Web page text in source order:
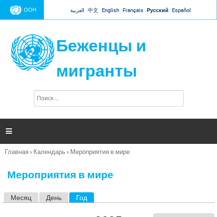
Jump to navigation
ООН العربية 中文 English Français Русский Español
Беженцы и
мигранты
п
и

Вы
Главная › Календарь › Мероприятия в мире
Мероприятия в мире
Месяц День Год